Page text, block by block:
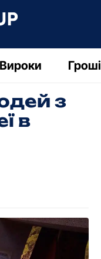
Вироки Гроші
з
в